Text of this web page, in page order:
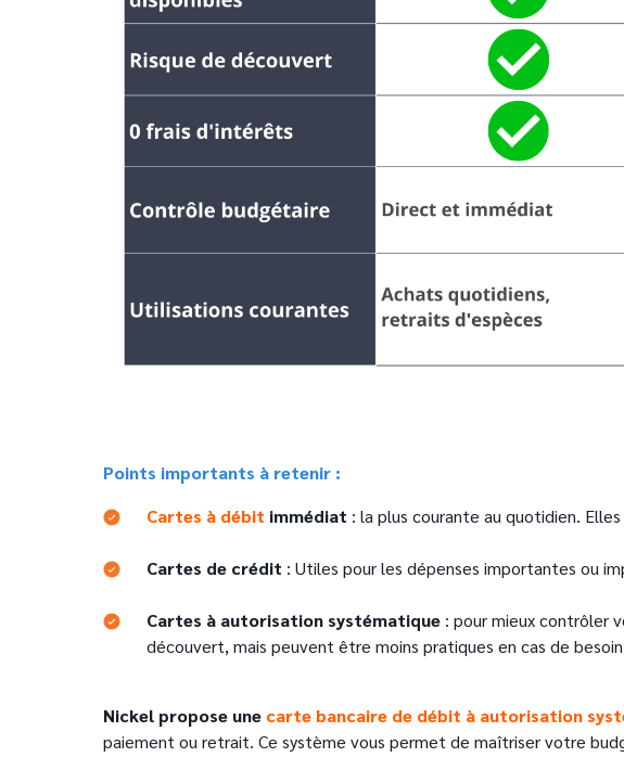
Points importants à retenir :
Cartes à débit immédiat : la plus courante au quotidien.
Cartes de crédit : Utiles pour les dépenses importantes ou
Cartes à autorisation systématique : pour mieux contrôler
découvert, mais peuvent être moins pratiques en cas de
Nickel propose une carte bancaire de débit à autorisation
paiement ou retrait. Ce système vous permet de maîtriser votre